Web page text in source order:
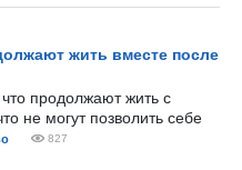
жить вместе после
продолжают жить с
не могут позволить себе
827